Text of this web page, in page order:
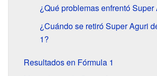
¿Qué problemas enfrentó Super
¿Cuándo se retiró Super Aguri
1?
Resultados en Fórmula 1